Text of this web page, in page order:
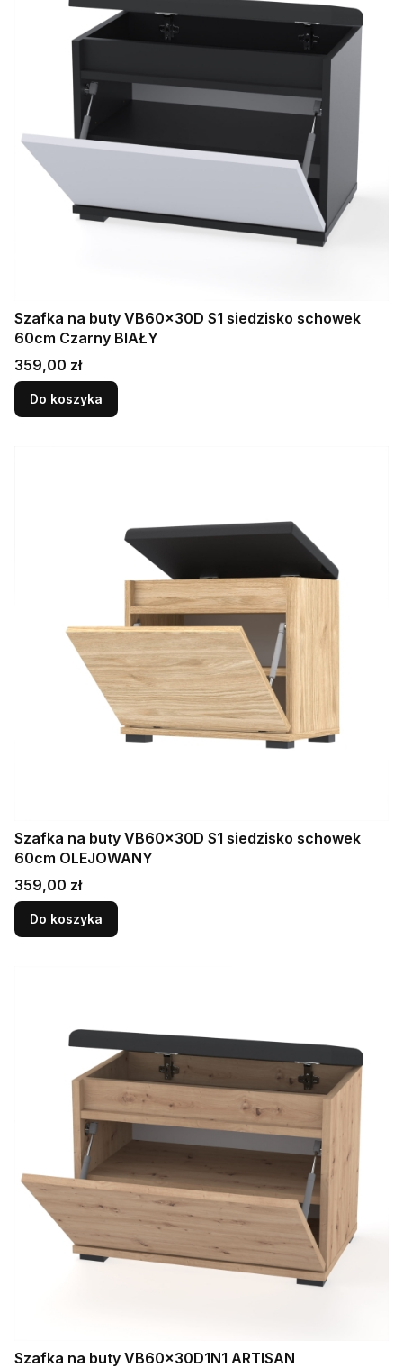
Szafka na buty VB60x30D S1 siedzisko schowek
60cm Czarny BIAŁY
Cena
359,00 zł
Do koszyka
Szafka na buty VB60x30D S1 siedzisko schowek
60cm OLEJOWANY
Cena
359,00 zł
Do koszyka
Szafka na buty VB60x30D1N1 ARTISAN